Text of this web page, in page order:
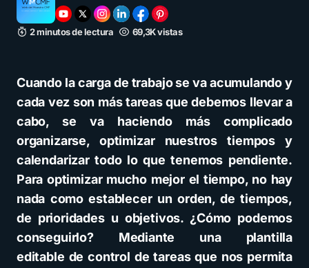
2 minutos de lectura 69,3K vistas
Cuando la carga de trabajo se va acumulando y
cada vez son más tareas que debemos llevar a
cabo, se va haciendo más complicado
organizarse, optimizar nuestros tiempos y
calendarizar todo lo que tenemos pendiente.
Para optimizar mucho mejor el tiempo, no hay
nada como establecer un orden, de tiempos,
de prioridades u objetivos. ¿Cómo podemos
conseguirlo? Mediante una plantilla
editable de control de tareas que nos permita